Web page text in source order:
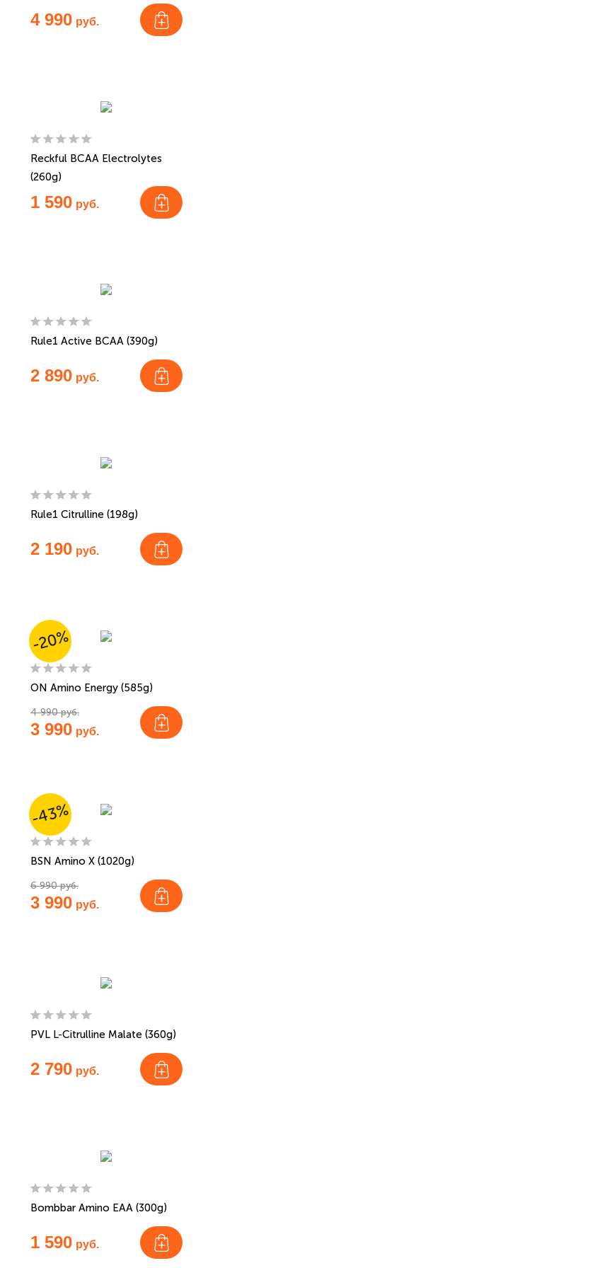
4 990 руб.
Reckful BCAA Electrolytes
(260g)
1 590 руб.
Rule1 Active BCAA (390g)
2 890 руб.
Rule1 Citrulline (198g)
2 190 руб.
ON Amino Energy (585g)
4 990 руб.
3 990 руб.
-20%
BSN Amino X (1020g)
6 990 руб.
3 990 руб.
-43%
PVL L-Citrulline Malate (360g)
2 790 руб.
Bombbar Amino EAA (300g)
1 590 руб.